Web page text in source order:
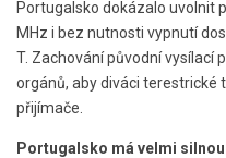
Portugalsko dokázalo uvolnit
MHz i bez nutnosti vypnutí
T. Zachování původní vysílací
orgánů, aby diváci terestrické
přijímače.
Portugalsko má velmi